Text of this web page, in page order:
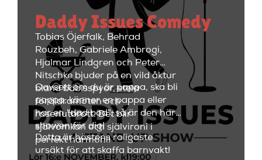
minuter. Efter showen kan
kvällen fortsätta med fest i
restaurangdelen med ett stort
utbud av fantastiska cocktails
och fräscha drinkar.
Daddy Issues Comedy
Tobias Öjerfalk, Behrad
Rouzbeh, Gabriele Ambrogi,
Hjalmar Lindgren och Peter
Nitschke bjuder på en vild åktur
bland bäbisspyor, stela
föräldramöten och
raseriutbrott. Det blir
självömkan och självironi i
perfekt harmoni!
Oavsett om du är pappa, ska bli
pappa, känner en pappa eller
har en "dad bod", så är den här
showen för dig!
Detta är höstens roligaste
ursäkt för att skaffa barnvakt!